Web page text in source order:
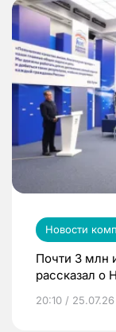
Новости
Почти 3 млн
рассказал о
20:10 / 25.07.26